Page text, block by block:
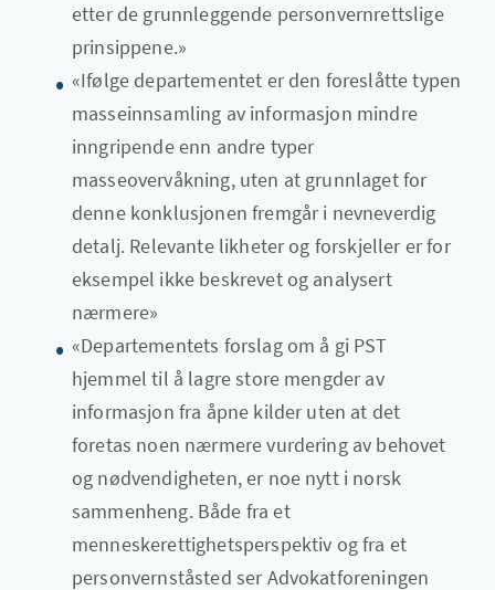
etter de grunnleggende personvernrettslige
prinsippene.»
«Ifølge departementet er den foreslåtte typen
masseinnsamling av informasjon mindre
inngripende enn andre typer
masseovervåkning, uten at grunnlaget for
denne konklusjonen fremgår i nevneverdig
detalj. Relevante likheter og forskjeller er for
eksempel ikke beskrevet og analysert
nærmere»
«Departementets forslag om å gi PST
hjemmel til å lagre store mengder av
informasjon fra åpne kilder uten at det
foretas noen nærmere vurdering av behovet
og nødvendigheten, er noe nytt i norsk
sammenheng. Både fra et
menneskerettighetsperspektiv og fra et
personvernståsted ser Advokatforeningen